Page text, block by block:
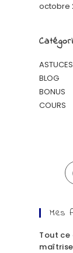
octobre
BLOG
BONUS
COURS
Mes
Tout ce